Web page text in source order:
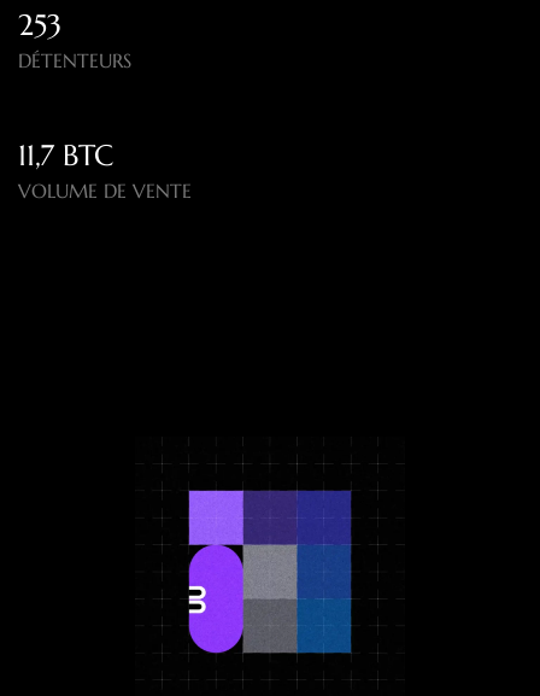
253
DÉTENTEURS
11,7 BTC
VOLUME DE VENTE